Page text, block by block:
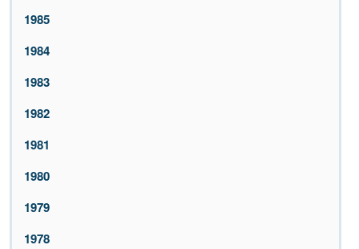
1985
1984
1983
1982
1981
1980
1979
1978